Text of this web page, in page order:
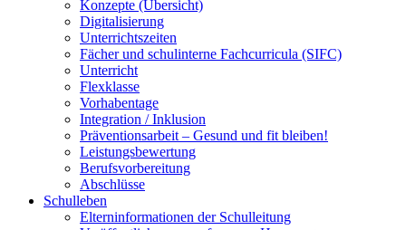
Konzepte (Übersicht)
Digitalisierung
Unterrichtszeiten
Fächer und schulinterne Fachcurricula (SIFC)
Unterricht
Flexklasse
Vorhabentage
Integration / Inklusion
Präventionsarbeit – Gesund und fit bleiben!
Leistungsbewertung
Berufsvorbereitung
Abschlüsse
Schulleben
Elterninformationen der Schulleitung